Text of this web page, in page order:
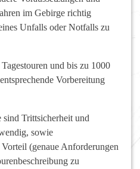
im Gebirge richtig
Unfalls oder Notfalls zu
und bis zu 1000
Vorbereitung
Trittsicherheit und
sowie
(genaue Anforderungen
zu